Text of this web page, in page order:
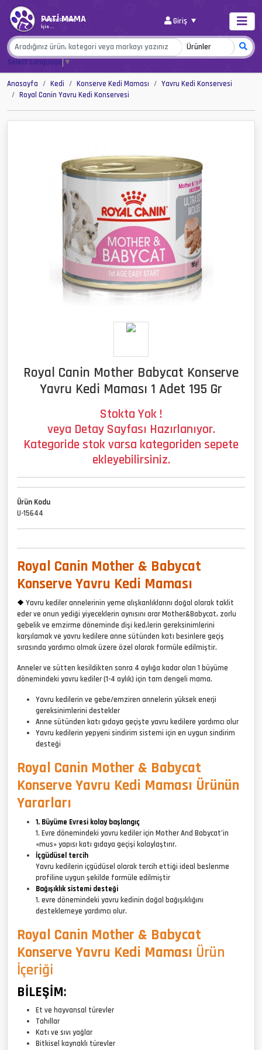
PATİ MAMA
Her Şey Canlar
İçin...
Giriş
Select Language▼
Anasayfa Kedi Konserve Kedi Maması
Yavru Kedi Konservesi
Royal Canin Yavru Kedi Konservesi
Royal Canin Mother Babycat Konserve
Yavru Kedi Maması 1 Adet 195 Gr
Stokta Yok !
veya Detay Sayfası Hazırlanıyor.
Kategoride stok varsa kategoriden sepete
ekleyebilirsiniz.
Ürün Kodu
U-15644
Royal Canin Mother & Babycat
Konserve Yavru Kedi Maması
❖ Yavru kediler annelerinin yeme alışkanlıklarını doğal olarak taklit
eder ve onun yediği yiyeceklerin aynısını arar Mother&Babycat, zorlu
gebelik ve emzirme döneminde dişi ked,lerin gereksinimlerini
karşılamak ve yavru kedilere anne sütünden katı besinlere geçiş
sırasında yardımcı olmak üzere özel olarak formüle edilmiştir.
Anneler ve sütten kesildikten sonra 4 aylığa kadar olan 1 büyüme
dönemindeki yavru kediler (1-4 aylık) için tam dengeli mama.
Yavru kedilerin ve gebe/emziren annelerin yüksek enerji
gereksinimlerini destekler
Anne sütünden katı gıdaya geçişte yavru kedilere yardımcı olur
Yavru kedilerin yepyeni sindirim sistemi için en uygun sindirim
desteği
Royal Canin Mother & Babycat
Konserve Yavru Kedi Maması Ürünün
Yararları
1. Büyüme Evresi kolay başlangıç
1. Evre dönemindeki yavru kediler için Mother And Babycat’in
«mus» yapısı katı gıdaya geçişi kolaylaştırır.
İçgüdüsel tercih
Yavru kedilerin içgüdüsel olarak tercih ettiği ideal beslenme
profiline uygun şekilde formüle edilmiştir
Bağışıklık sistemi desteği
1. evre dönemindeki yavru kedinin doğal bağışıklığını
desteklemeye yardımcı olur.
Royal Canin Mother & Babycat
Konserve Yavru Kedi Maması Ürün
İçeriği
BİLEŞİM:
Et ve hayvansal türevler
Tahıllar
Katı ve sıvı yağlar
Bitkisel kaynaklı türevler